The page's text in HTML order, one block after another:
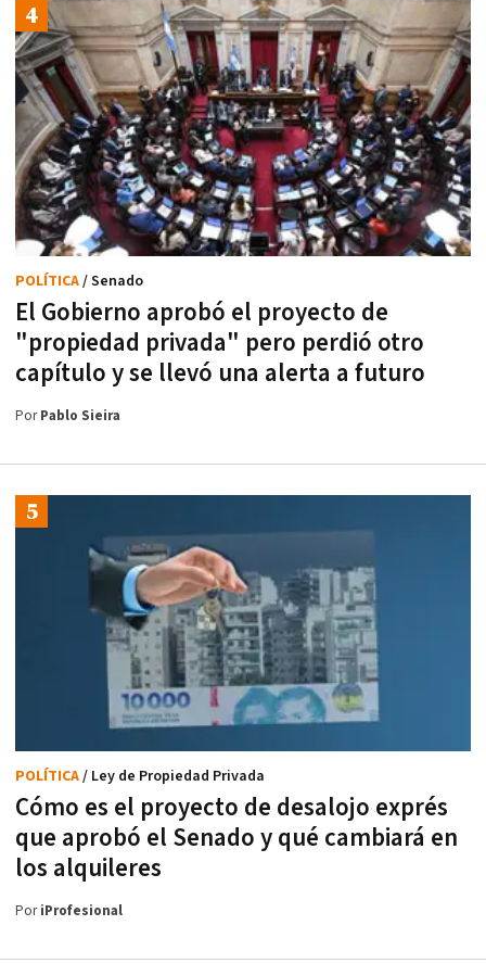
El Gobierno aprobó el proyecto de
"propiedad privada" pero perdió otro
capítulo y se llevó una alerta a futuro
POLÍTICA/ Senado
PorPablo Sieira
Cómo es el proyecto de desalojo exprés
que aprobó el Senado y qué cambiará en
los alquileres
POLÍTICA/ Ley de Propiedad Privada
PoriProfesional